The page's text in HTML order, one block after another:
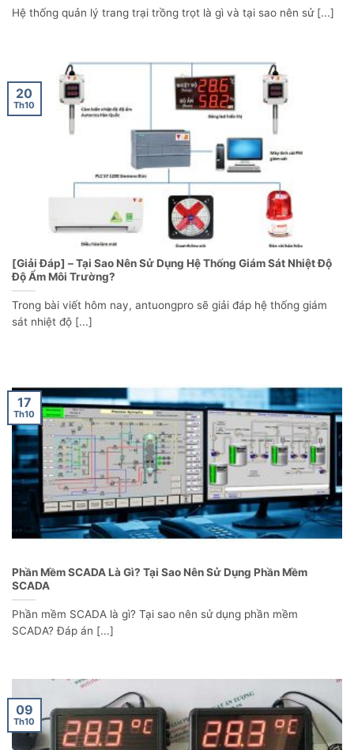
Hệ thống quản lý trang trại trồng trọt là gì và tại sao nên sử [...]
[Giải Đáp] – Tại Sao Nên Sử Dụng Hệ Thống Giám Sát Nhiệt Độ
Độ Ẩm Môi Trường?
Trong bài viết hôm nay, antuongpro sẽ giải đáp hệ thống giám
sát nhiệt độ [...]
20
Th10
Phần Mềm SCADA Là Gì? Tại Sao Nên Sử Dụng Phần Mềm
SCADA
Phần mềm SCADA là gì? Tại sao nên sử dụng phần mềm
SCADA? Đáp án [...]
17
Th10
09
Th10